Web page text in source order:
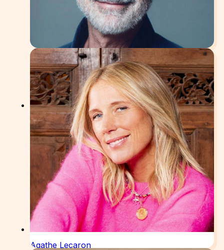
Thierry Lhermitte
Comédien
Voir la vidéo
Agathe Lecaron